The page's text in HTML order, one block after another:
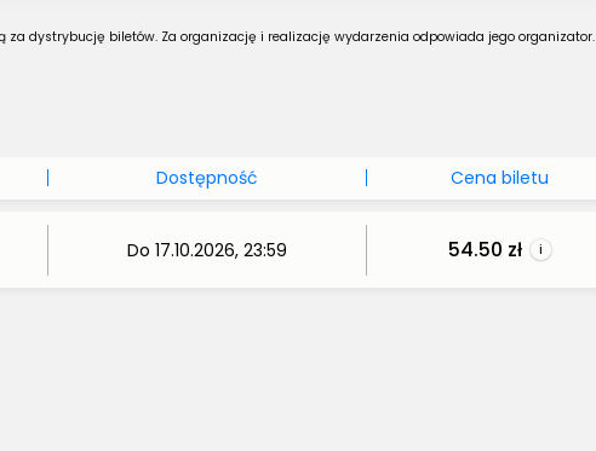
dystrybucję biletów. Za organizację i realizację wydarzenia odpowiada jego organizator.
Dostępność Cena biletu
Do 17.10.2026, 23:59 54.50 zł i